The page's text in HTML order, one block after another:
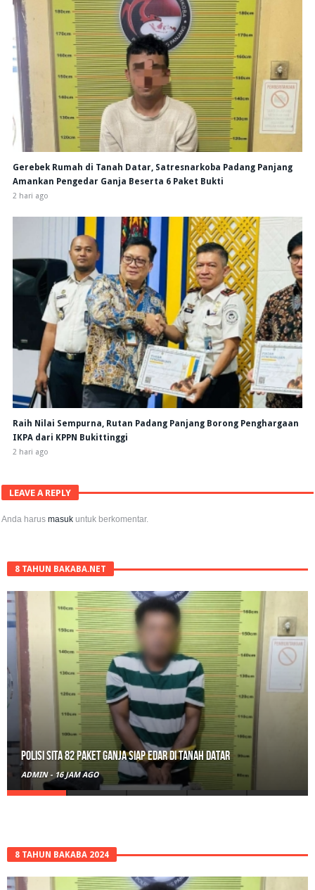
Gerebek Rumah di Tanah Datar, Satresnarkoba Padang Panjang
Amankan Pengedar Ganja Beserta 6 Paket Bukti
2 hari ago
Raih Nilai Sempurna, Rutan Padang Panjang Borong Penghargaan
IKPA dari KPPN Bukittinggi
2 hari ago
LEAVE A REPLY
Anda harusmasuk untuk berkomentar.
8 TAHUN BAKABA.NET
RPL Prodi HTN UIN Mahmud Yunus Batusangkar Diminati Polri, TNI,
hingga Wali Nagari
ADMIN - 1 HARI AGO
8 TAHUN BAKABA 2024